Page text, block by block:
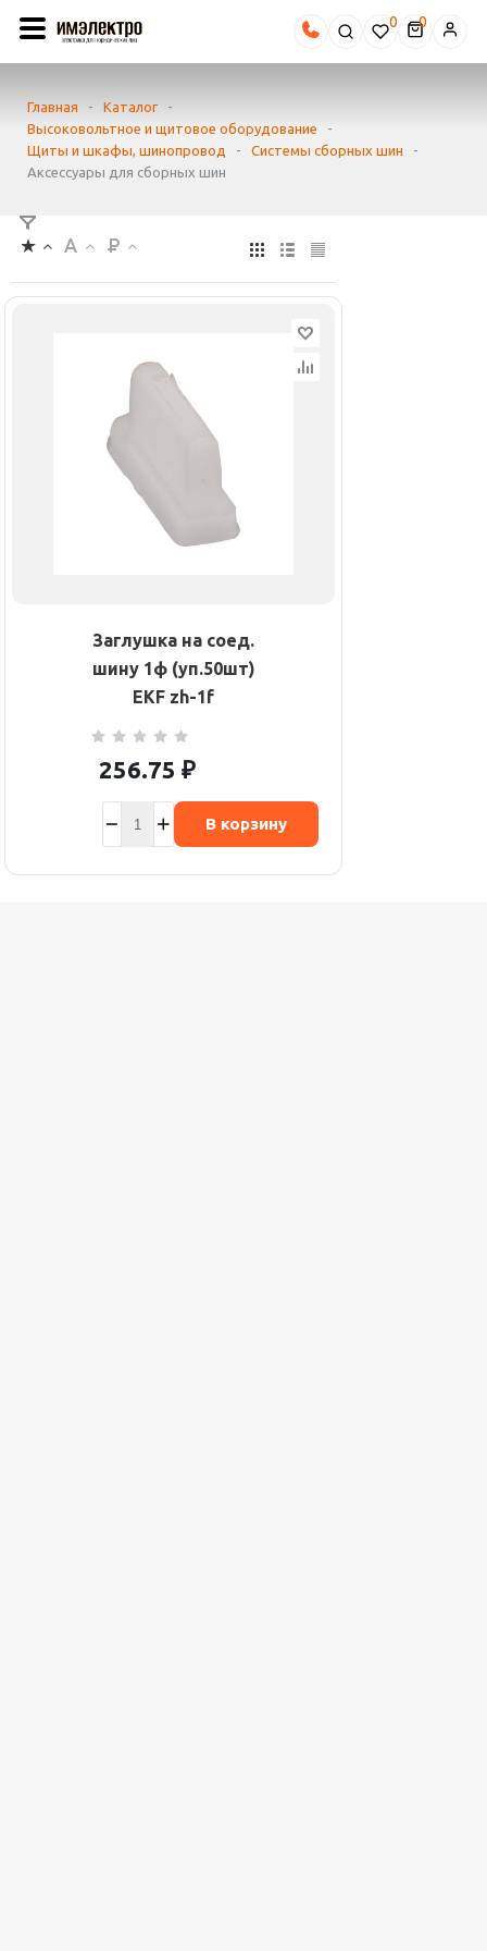
0
Главная - Каталог
-
Высоковольтное и щитовое оборудование
-
Щиты и шкафы, шинопровод
- Системы сборных шин
-
Аксессуары для сборных шин
Заглушка на соед.
шину 1ф (уп.50шт)
EKF zh-1f
256.75 ₽
В корзину